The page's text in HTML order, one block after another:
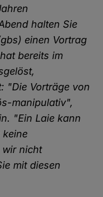
halten Sie
einen Vortrag
bereits im
"Die Vorträge von
manipulativ",
"Ein Laie kann
keine
wir nicht
mit diesen